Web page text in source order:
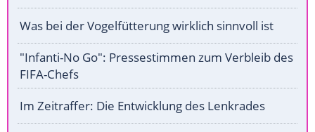
Was bei der Vogelfütterung wirklich sinnvoll ist
"Infanti-No Go": Pressestimmen zum Verbleib des
FIFA-Chefs
Im Zeitraffer: Die Entwicklung des Lenkrades